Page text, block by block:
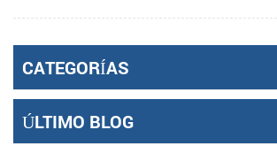
CATEGORÍAS
ÚLTIMO BLOG